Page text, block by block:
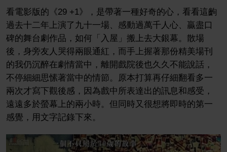
看電影版的《29 +1》，是帶著一種好奇的心，看看這齣
過去十二年上演了九十一場、感動過萬千人心、贏盡口
碑的舞台劇作品，如何「入屋」搬上去大銀幕。散場
後，身旁友人哭得兩眼通紅，而手上握著那份精美場刊
的我仍沉醉在劇情當中，離開戲院後也久久不能說話，
不停細細思愫著當中的情節。原本打算再仔細翻看多一
兩次才寫下觀後感，因為戲中所表達出的訊息和感受，
遠遠多於螢幕上的兩小時。但同時又很想將即時的第一
感覺，用文字記錄下來。